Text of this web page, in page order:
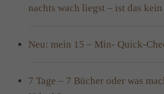
nachts wach liegst – ist das
Neu: mein 15 – Min- Quick-
7 Tage – 7 Bücher oder was